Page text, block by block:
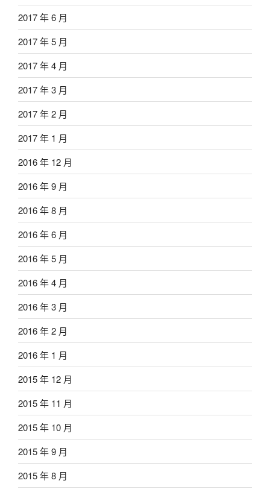
2017 年 6 月
2017 年 5 月
2017 年 4 月
2017 年 3 月
2017 年 2 月
2017 年 1 月
2016 年 12 月
2016 年 9 月
2016 年 8 月
2016 年 6 月
2016 年 5 月
2016 年 4 月
2016 年 3 月
2016 年 2 月
2016 年 1 月
2015 年 12 月
2015 年 11 月
2015 年 10 月
2015 年 9 月
2015 年 8 月